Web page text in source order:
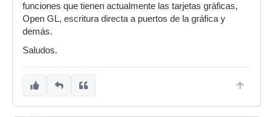
funciones que tienen actualmente las tarjetas gráficas,
Open GL, escritura directa a puertos de la gráfica y
demás.
Saludos.